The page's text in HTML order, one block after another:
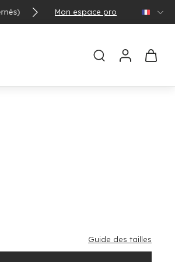
Mon espace pro 🌞
Guide des tailles